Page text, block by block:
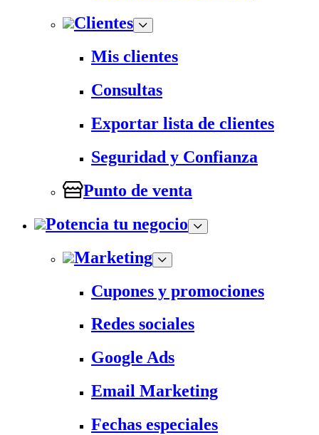
Clientes
Mis clientes
Consultas
Exportar lista de clientes
Seguridad y Confianza
Punto de venta
Potencia tu negocio
Marketing
Cupones y promociones
Redes sociales
Google Ads
Email Marketing
Fechas especiales